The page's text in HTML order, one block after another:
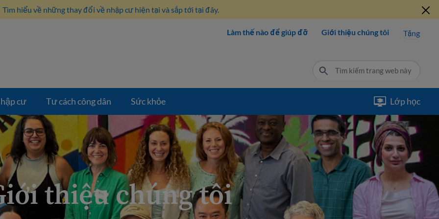
Tìm hiểu về những thay đổi về nhập cư hiện tại và sắp tới tại đây.
Làm thế nào để giúp đỡ Giới thiệu chúng tôi Tặng
cư Tư cách công dân Sức khỏe Lớp học
thiệu chúng tôi